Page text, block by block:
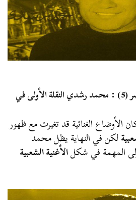
ملف الأغنية الشعبية في مصر (5) : محمد رشدي النقلة الأولى في
الأوضاع الغنائية قد تغيرت مع ظهور
لكن في النهاية يظل محمد
المهمة في شكلالأغنية الشعبية